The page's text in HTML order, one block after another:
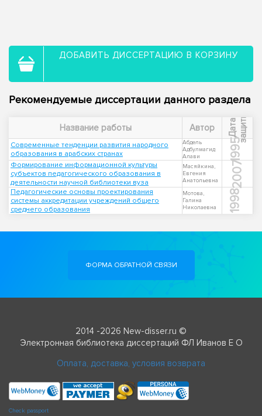
ДОБАВИТЬ ДИССЕРТАЦИЮ В КОРЗИНУ
Рекомендуемые диссертации данного раздела
Название работы Автор Д
а
т
а
з
а
щ
и
т ы
Современные тенденции развития народного
образования в арабских странах
Абдель
Адбулмагид
Алави
1995
Формирование информационной культуры
субъектов педагогического образования в
деятельности научной библиотеки вуза
Масяйкина,
Евгения
Анатольевна
2007
Педагогические основы проектирования
системы аккредитации учреждений общего
среднего образования
Мотова,
Галина
Николаевна
1998
ФОРМА ОБРАТНОЙ СВЯЗИ
2014 -2026 New-disser.ru ©
Электронная библиотека диссертаций ФЛ Иванов Е О
Оплата, доставка, условия возврата
Check passport